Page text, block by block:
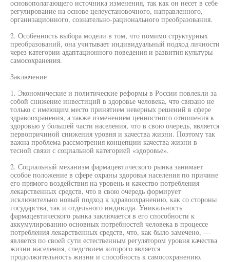
основополагающего источника изменения, так как он несет в себе
регулирование на основе целеустановочного, направленного,
организационного, сознательно-рационального преобразования.
2. Особенность выбора модели в том, что помимо структурных
преобразований, она учитывает индивидуальный подход личности
через категории адаптационного поведения и развития культуры
самосохранения.
Заключение
1. Экономические и политические реформы в России повлекли за
собой снижение инвестиций в здоровье человека, что связано не
только с имеющим место принятием неверных решений в сфере
здравоохранения, а также изменением ценностного отношения к
здоровью у большей части населения, что в свою очередь, является
первопричиной снижения уровня и качества жизни. Поэтому так
важна проблема рассмотрения концепции качества жизни в
тесной связи с социальной категорией «здоровье».
2. Социальный механизм фармацевтического рынка занимает
особое положение в сфере охраны здоровья населения по причине
его прямого воздействия на уровень и качество потребления
лекарственных средств, что в свою очередь формирует
исключительно новый подход к здравоохранению, как со стороны
государства, так и отдельного индивида. Уникальность
фармацевтического рынка заключается в его способности к
аккумулированию основных потребностей человека в процессе
потребления лекарственных средств, что, как было замечено, —
является по своей сути естественным регулятором уровня качества
жизни населения, следствием которого является
продолжительность жизни и способность к самосохранению.